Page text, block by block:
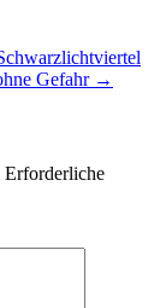
Gefahr →
Erforderliche